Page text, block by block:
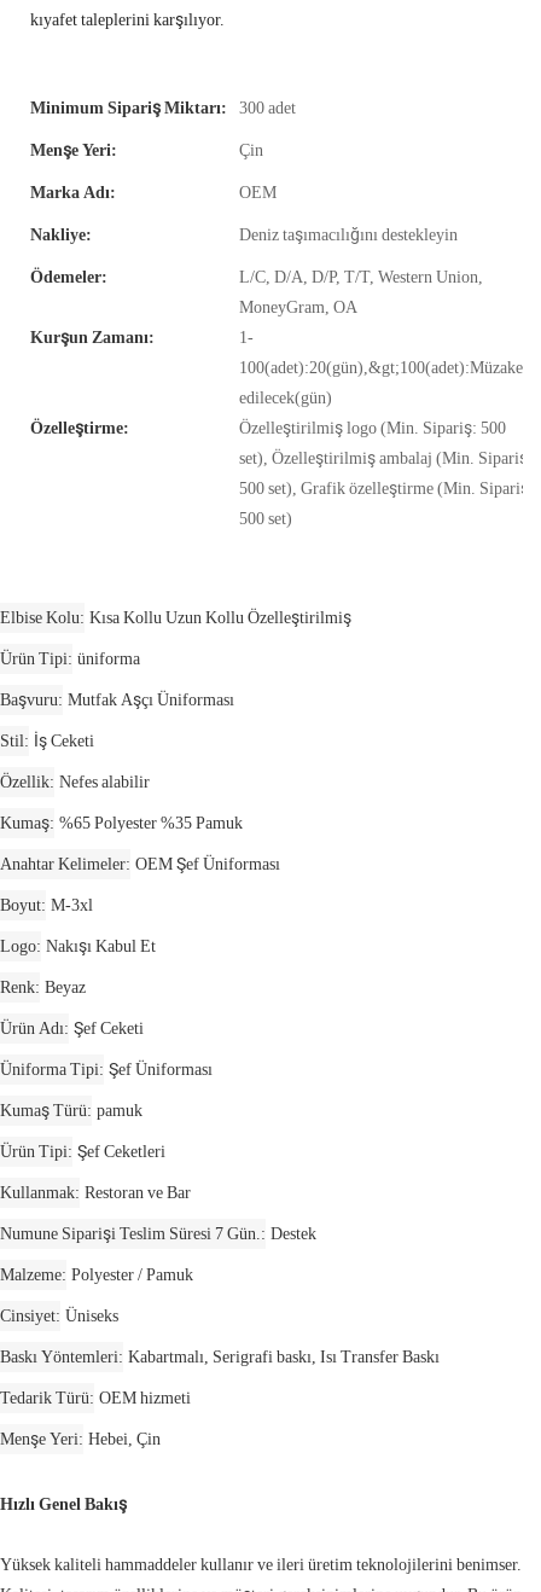
kıyafet taleplerini karşılıyor.
Minimum Sipariş Miktarı: 300 adet
Menşe Yeri: Çin
Marka Adı: OEM
Nakliye: Deniz taşımacılığını destekleyin
Ödemeler:
L/C, D/A, D/P, T/T, Western Union,
MoneyGram, OA
Kurşun Zamanı:
1-
100(adet):20(gün),&gt;100(adet):Müzakere
edilecek(gün)
Özelleştirme:
Özelleştirilmiş logo (Min. Sipariş: 500
set), Özelleştirilmiş ambalaj (Min. Sipariş:
500 set), Grafik özelleştirme (Min. Sipariş:
500 set)
Elbise Kolu Kısa Kollu Uzun Kollu Özelleştirilmiş
Ürün Tipi üniforma
Başvuru Mutfak Aşçı Üniforması
Stil İş Ceketi
Özellik Nefes alabilir
Kumaş %65 Polyester %35 Pamuk
Anahtar Kelimeler OEM Şef Üniforması
Boyut M-3xl
Logo Nakışı Kabul Et
Renk Beyaz
Ürün Adı Şef Ceketi
Üniforma Tipi Şef Üniforması
Kumaş Türü pamuk
Ürün Tipi Şef Ceketleri
Kullanmak Restoran ve Bar
Numune Siparişi Teslim Süresi 7 Gün. Destek
Malzeme Polyester / Pamuk
Cinsiyet Üniseks
Baskı Yöntemleri Kabartmalı, Serigrafi baskı, Isı Transfer Baskı
Tedarik Türü OEM hizmeti
Menşe Yeri Hebei, Çin
Hızlı Genel Bakış
Yüksek kaliteli hammaddeler kullanır ve ileri üretim teknolojilerini benimser.